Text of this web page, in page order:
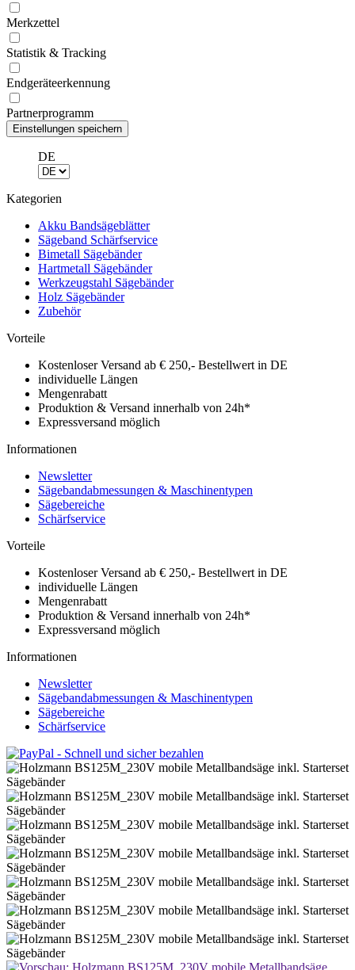
Merkzettel
Statistik & Tracking
Endgeräteerkennung
Partnerprogramm
DE
Kategorien
Akku Bandsägeblätter
Sägeband Schärfservice
Bimetall Sägebänder
Hartmetall Sägebänder
Werkzeugstahl Sägebänder
Holz Sägebänder
Zubehör
Vorteile
Kostenloser Versand ab € 250,- Bestellwert in DE
individuelle Längen
Mengenrabatt
Produktion & Versand innerhalb von 24h*
Expressversand möglich
Informationen
Newsletter
Sägebandabmessungen & Maschinentypen
Sägebereiche
Schärfservice
Vorteile
Kostenloser Versand ab € 250,- Bestellwert in DE
individuelle Längen
Mengenrabatt
Produktion & Versand innerhalb von 24h*
Expressversand möglich
Informationen
Newsletter
Sägebandabmessungen & Maschinentypen
Sägebereiche
Schärfservice